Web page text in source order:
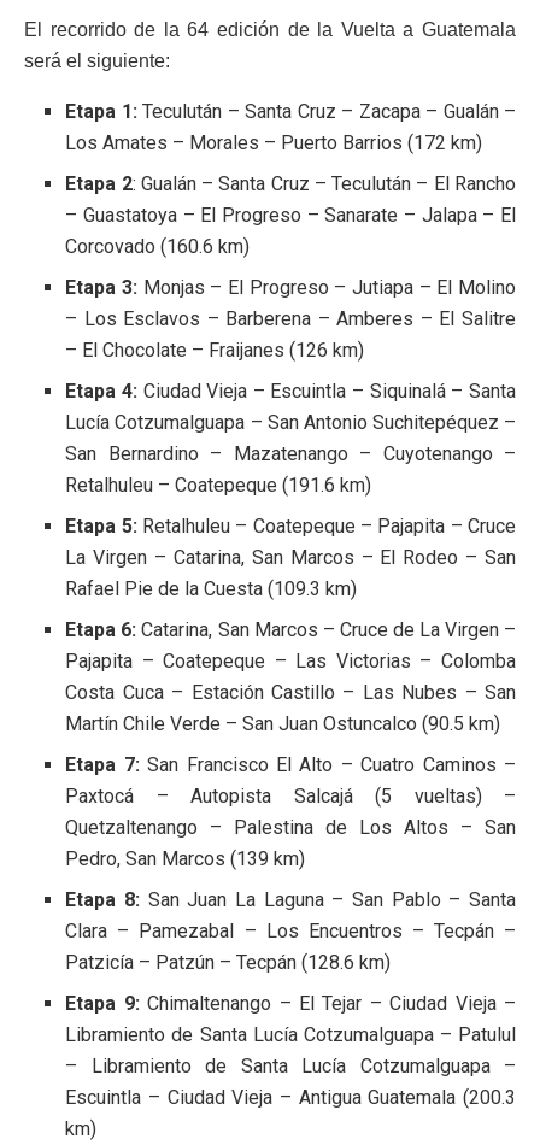
El recorrido de la 64 edición de la Vuelta a Guatemala
será el siguiente:
Etapa 1:Teculután – Santa Cruz – Zacapa – Gualán –
Los Amates – Morales – Puerto Barrios (172 km)
Etapa 2: Gualán – Santa Cruz – Teculután – El Rancho
– Guastatoya – El Progreso – Sanarate – Jalapa – El
Corcovado (160.6 km)
Etapa 3:Monjas – El Progreso – Jutiapa – El Molino
– Los Esclavos – Barberena – Amberes – El Salitre
– El Chocolate – Fraijanes (126 km)
Etapa 4:Ciudad Vieja – Escuintla – Siquinalá – Santa
Lucía Cotzumalguapa – San Antonio Suchitepéquez –
San Bernardino – Mazatenango – Cuyotenango –
Retalhuleu – Coatepeque (191.6 km)
Etapa 5:Retalhuleu – Coatepeque – Pajapita – Cruce
La Virgen – Catarina, San Marcos – El Rodeo – San
Rafael Pie de la Cuesta (109.3 km)
Etapa 6: Catarina, San Marcos – Cruce de La Virgen –
Pajapita – Coatepeque – Las Victorias – Colomba
Costa Cuca – Estación Castillo – Las Nubes – San
Martín Chile Verde – San Juan Ostuncalco (90.5 km)
Etapa 7:San Francisco El Alto – Cuatro Caminos –
Paxtocá – Autopista Salcajá (5 vueltas) –
Quetzaltenango – Palestina de Los Altos – San
Pedro, San Marcos (139 km)
Etapa 8:San Juan La Laguna – San Pablo – Santa
Clara – Pamezabal – Los Encuentros – Tecpán –
Patzicía – Patzún – Tecpán (128.6 km)
Etapa 9:Chimaltenango – El Tejar – Ciudad Vieja –
Libramiento de Santa Lucía Cotzumalguapa – Patulul
– Libramiento de Santa Lucía Cotzumalguapa –
Escuintla – Ciudad Vieja – Antigua Guatemala (200.3
km)